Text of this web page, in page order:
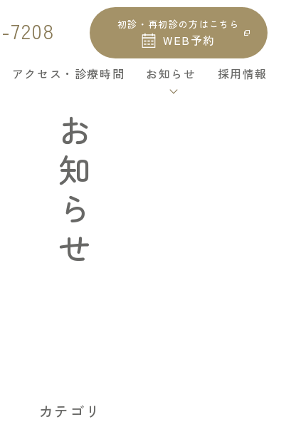
アクセス・診療時間 お知らせ 採用情報
7208 初診・再初診の方はこちら
WEB予約
お知らせ
カテゴリ